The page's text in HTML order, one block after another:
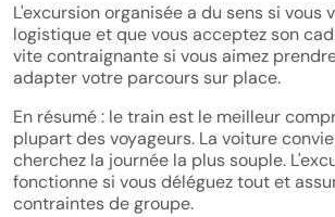
L'excursion organisée a du sens si vous
logistique et que vous acceptez son
vite contraignante si vous aimez
adapter votre parcours sur place.
En résumé : le train est le meilleur
plupart des voyageurs. La voiture
cherchez la journée la plus souple.
fonctionne si vous déléguez tout et
contraintes de groupe.